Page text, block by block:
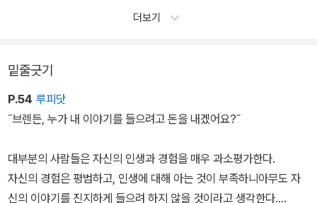
일반적인 시급 노동과는 거리가 멀다. 이것은 성공한 몇몇 메신저의
5장에서 자신의 노 하우를 상품으로 만드는 법, 기본적인 마케팅만으
로 100만 달러를 벌 수 있는 방법을 설명할 것이다.
더보기
밑줄긋기
P.54 루피닷
˝브렌든, 누가 내 이야기를 들으려고 돈을 내겠어요?˝
대부분의 사람들은 자신의 인생과 경험을 매우 과소평가한다.
자신의 경험은 평범하고, 인생에 대해 아는 것이 부족하니아무도 자
신의 이야기를 진지하게 들으려 하지 않을 것이라고 생각한다.